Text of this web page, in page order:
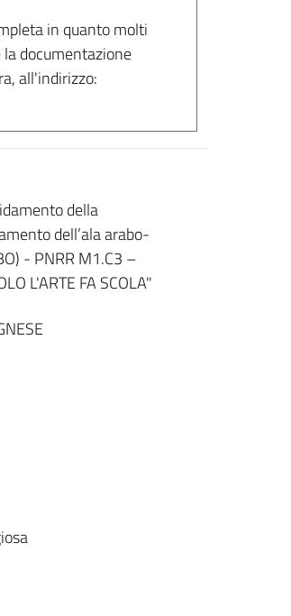
in quanto molti
documentazione
all'indirizzo:
della
dell’ala arabo-
- PNRR M1.C3 –
L'ARTE FA SCOLA"